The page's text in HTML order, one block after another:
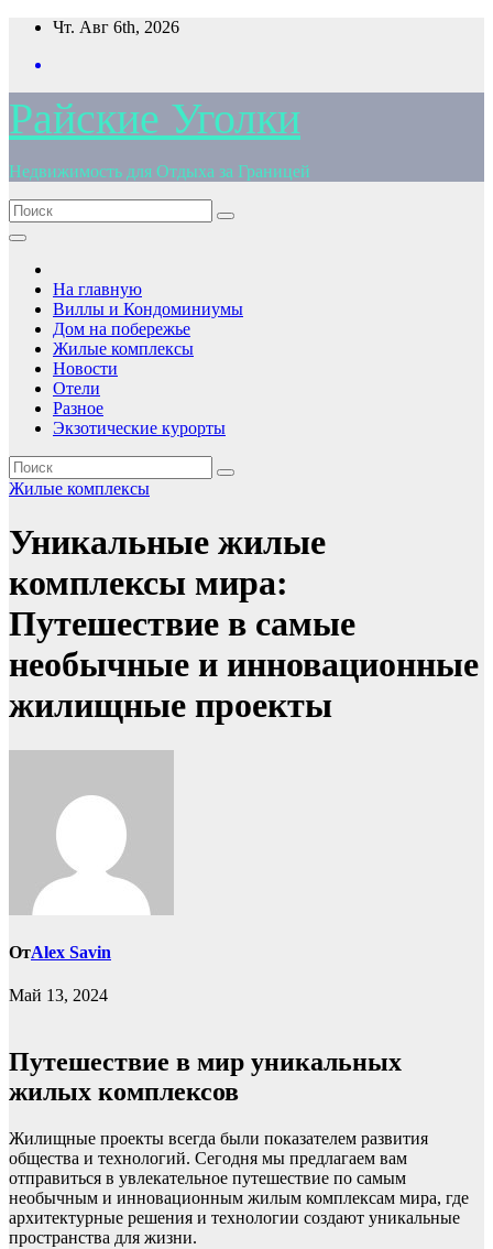
Перейти
содержимому
Чт. Авг 6th, 2026
Райские Уголки
Недвижимость для Отдыха за Границей
На главную
Виллы и Кондоминиумы
Дом на побережье
Жилые комплексы
Новости
Отели
Разное
Экзотические курорты
Жилые комплексы
Уникальные жилые
комплексы мира:
Путешествие в самые
необычные и инновационные
жилищные проекты
ОтAlex Savin
Май 13, 2024
Путешествие в мир уникальных
жилых комплексов
Жилищные проекты всегда были показателем развития
общества и технологий. Сегодня мы предлагаем вам
отправиться в увлекательное путешествие по самым
необычным и инновационным жилым комплексам мира, где
архитектурные решения и технологии создают уникальные
пространства для жизни.